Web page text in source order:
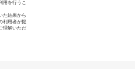
用を行うこ
た結果から
利用者が提
理解いただ